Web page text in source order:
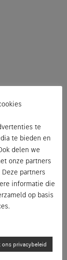
fabriek
te
te bieden en
delen we
onze partners
partners
informatie die
op basis
ons privacybeleid